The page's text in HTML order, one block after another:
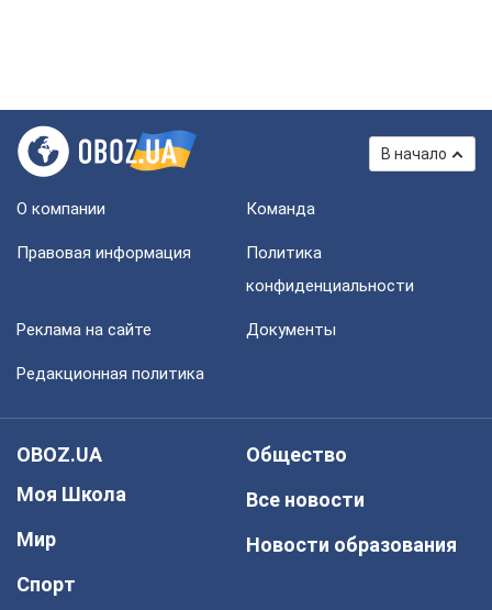
В начало
О компании Команда
Правовая информация
Политика
конфиденциальности
Реклама на сайте Документы
Редакционная политика
OBOZ.UA
Моя Школа
Мир
Спорт
Общество
Все новости
Новости образования